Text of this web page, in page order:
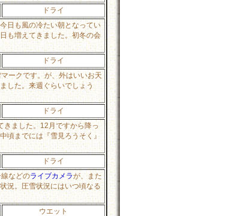
ドライ
日も風の冷たい朝となってい
も増えてきました。初冬の会
ドライ
ークです。が、外はいいお天
した。来週ぐらいでしょう
ドライ
きました。12月ですから降っ
頃までには『雪見ろうそく』
ドライ
などのライブカメラが、また
況。圧雪状況にはいつ頃なる
ウエット